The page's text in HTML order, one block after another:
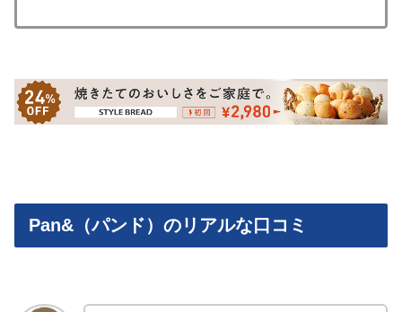
Pan&（パンド）のリアルな口コミ